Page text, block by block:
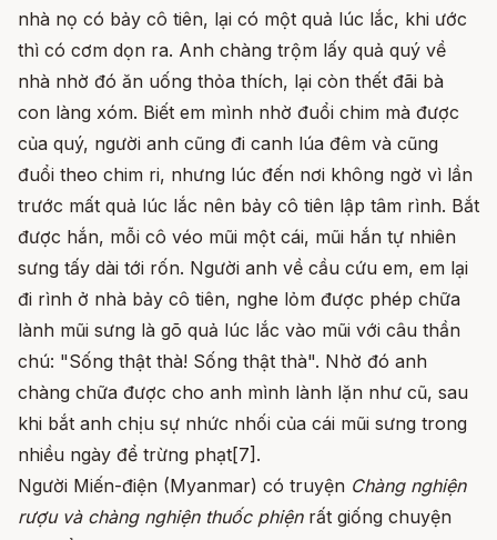
nhà nọ có bảy cô tiên, lại có một quả lúc lắc, khi ước
thì có cơm dọn ra. Anh chàng trộm lấy quả quý về
nhà nhờ đó ăn uống thỏa thích, lại còn thết đãi bà
con làng xóm. Biết em mình nhờ đuổi chim mà được
của quý, người anh cũng đi canh lúa đêm và cũng
đuổi theo chim ri, nhưng lúc đến nơi không ngờ vì lần
trước mất quả lúc lắc nên bảy cô tiên lập tâm rình. Bắt
được hắn, mỗi cô véo mũi một cái, mũi hắn tự nhiên
sưng tấy dài tới rốn. Người anh về cầu cứu em, em lại
đi rình ở nhà bảy cô tiên, nghe lỏm được phép chữa
lành mũi sưng là gõ quả lúc lắc vào mũi với câu thần
chú: "Sống thật thà! Sống thật thà". Nhờ đó anh
chàng chữa được cho anh mình lành lặn như cũ, sau
khi bắt anh chịu sự nhức nhối của cái mũi sưng trong
nhiều ngày để trừng phạt[7].
Người Miến-điện (Myanmar) có truyện Chàng nghiện
rượu và chàng nghiện thuốc phiệnrất giống chuyện